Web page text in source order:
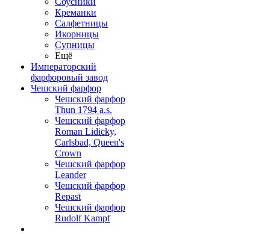
Креманки
Салфетницы
Икорницы
Супницы
Ещё
Императорский
фарфоровый завод
Чешский фарфор
Чешский фарфор
Thun 1794 a.s.
Чешский фарфор
Roman Lidicky,
Carlsbad, Queen's
Crown
Чешский фарфор
Leander
Чешский фарфор
Repast
Чешский фарфор
Rudolf Kampf